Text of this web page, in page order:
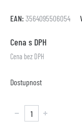
EAN: 3564095506054
Cena s DPH
Cena bez DPH
Dostupnost